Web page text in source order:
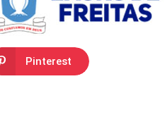
Pinterest